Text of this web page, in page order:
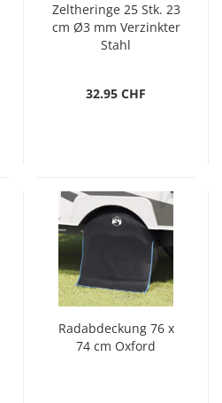
Zeltheringe 25 Stk. 23
cm Ø3 mm Verzinkter
Stahl
32.95 CHF
Radabdeckung 76 x
74 cm Oxford